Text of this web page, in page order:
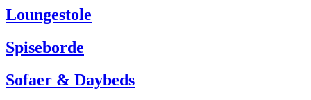
Loungestole
Spiseborde
Sofaer & Daybeds